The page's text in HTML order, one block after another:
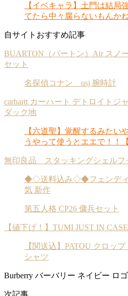
【イベキャラ】土門は結局
てたら中々腐らないもんか
自サイトおすすめ記事
BUARTON（バートン）Air スノ
セット
名探偵コナン usj 腕時計
carhartt カーハート デトロイトジ
ダック地
【六道聖】覚醒するみたい
うやって使うとエエで！！
無印良品 スタッキングシェルフ
◆◇送料込み◇◆フェンディ
気 新作
第五人格 CP26 傭兵セット
【値下げ！】TUMI JUST IN
【関送込】PATOU クロッ
シャツ
Burberry バーバリー ネイビー ロ
次記事